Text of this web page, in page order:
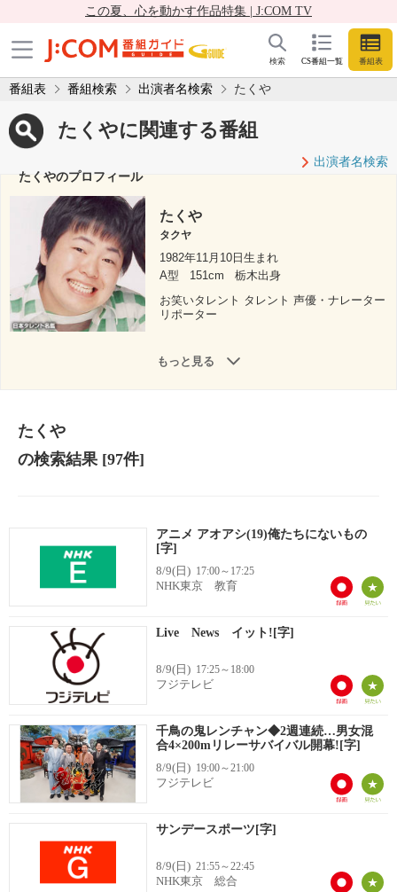
この夏、心を動かす作品特集 | J:COM TV
CS番組一覧 番組表
検索
番組表 番組検索 出演者名検索 たくや
たくやに関連する番組
出演者名検索
たくやのプロフィール
たくや
タクヤ
1982年11月10日生まれ
A型
151cm
栃木出身
お笑いタレント タレント 声優・ナレーター
リポーター
もっと見る
たくや
の検索結果[97件]
アニメ アオアシ(19)俺たちにないもの
[字]
8/9(日) 17:00～17:25
NHK東京 教育
Live News イット![字]
8/9(日) 17:25～18:00
フジテレビ
千鳥の鬼レンチャン◆2週連続…男女混
合4×200mリレーサバイバル開幕![字]
8/9(日) 19:00～21:00
フジテレビ
サンデースポーツ[字]
8/9(日) 21:55～22:45
NHK東京 総合